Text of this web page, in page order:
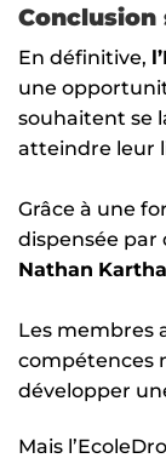
Conclusion
En définitive,
une
souhaitent se
atteindre leur
Grâce à une
dispensée par
Nathan
Les membres
compétences
développer
Mais